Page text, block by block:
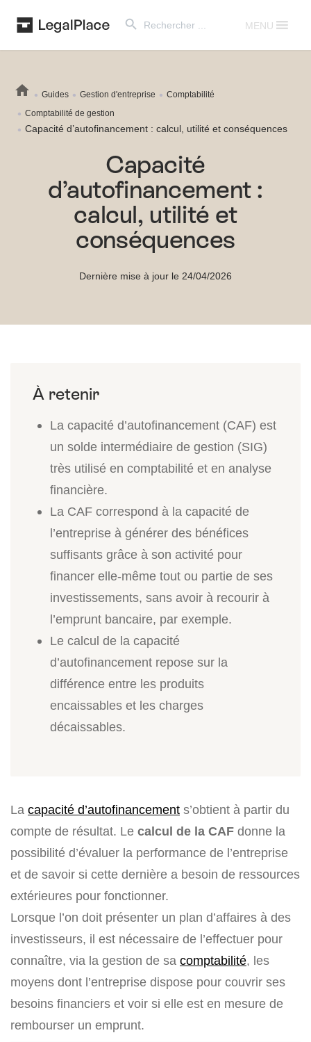
for:
MENU
Guides Gestion d'entreprise
Comptabilité
Comptabilité de gestion
Capacité d’autofinancement : calcul, utilité et conséquences
Capacité
d’autofinancement :
calcul, utilité et
conséquences
Dernière mise à jour le 24/04/2026
La capacité d’autofinancement (CAF) est
un solde intermédiaire de gestion (SIG)
très utilisé en comptabilité et en analyse
financière.
La CAF correspond à la capacité de
l’entreprise à générer des bénéfices
suffisants grâce à son activité pour
financer elle-même tout ou partie de ses
investissements, sans avoir à recourir à
l’emprunt bancaire, par exemple.
Le calcul de la capacité
d’autofinancement repose sur la
différence entre les produits
encaissables et les charges
décaissables.
La capacité d’autofinancement s’obtient à partir du
compte de résultat. Le calcul de la CAF donne la
possibilité d’évaluer la performance de l’entreprise
et de savoir si cette dernière a besoin de ressources
extérieures pour fonctionner.
Lorsque l’on doit présenter un plan d’affaires à des
investisseurs, il est nécessaire de l’effectuer pour
connaître, via la gestion de sa comptabilité, les
moyens dont l’entreprise dispose pour couvrir ses
besoins financiers et voir si elle est en mesure de
rembourser un emprunt.